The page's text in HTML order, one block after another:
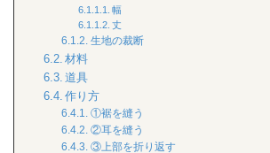
幅
丈
生地の裁断
材料
道具
作り方
①裾を縫う
②耳を縫う
③上部を折り返す